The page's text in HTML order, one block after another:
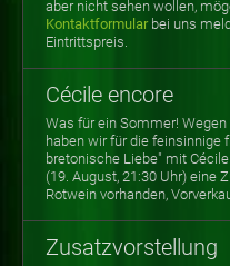
aber nicht sehen wollen,
Kontaktformularbei uns
Eintrittspreis.
Cécile encore
Was für ein Sommer!
haben wir für die feinsinnige
bretonische Liebe" mit
(19. August, 21:30 Uhr) eine
Rotwein vorhanden,
Zusatzvorstellung